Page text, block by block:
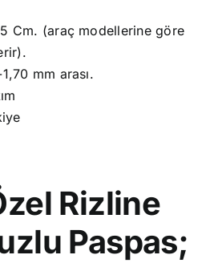
Cm. (araç modellerine göre
mm arası.
Rizline
Paspas;